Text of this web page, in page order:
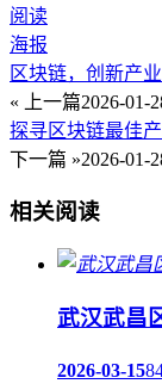
阅读
海报
区块链，创新产
« 上一篇2026-01-
探寻区块链最佳
下一篇 »2026-01-
相关阅读
武汉武昌
2026-03-15